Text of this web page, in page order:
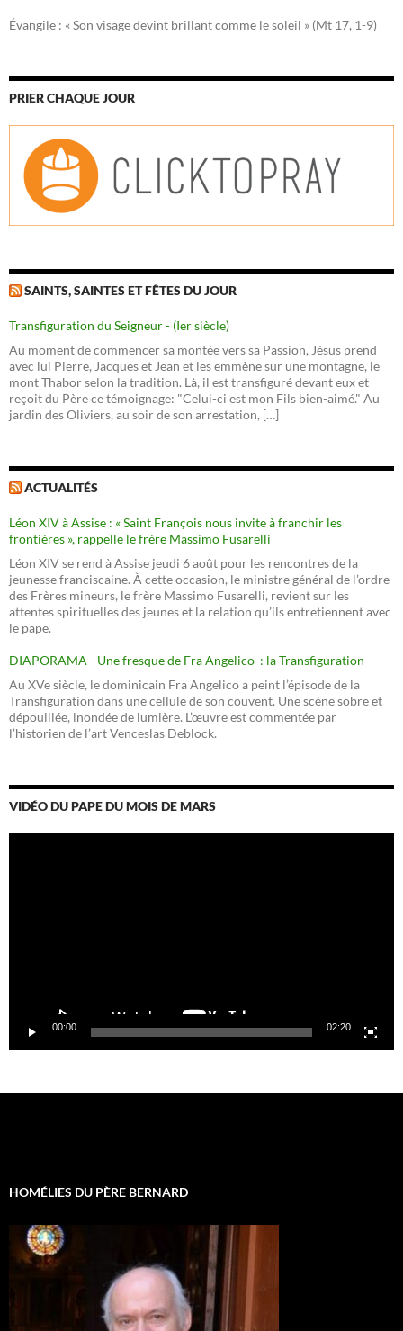
Évangile : « Son visage devint brillant comme le soleil » (Mt 17, 1-9)
PRIER CHAQUE JOUR
SAINTS, SAINTES ET FÊTES DU JOUR
Transfiguration du Seigneur - (Ier siècle)
Au moment de commencer sa montée vers sa Passion, Jésus prend
avec lui Pierre, Jacques et Jean et les emmène sur une montagne, le
mont Thabor selon la tradition. Là, il est transfiguré devant eux et
reçoit du Père ce témoignage: "Celui-ci est mon Fils bien-aimé." Au
jardin des Oliviers, au soir de son arrestation, […]
ACTUALITÉS
Léon XIV à Assise : « Saint François nous invite à franchir les
frontières », rappelle le frère Massimo Fusarelli
Léon XIV se rend à Assise jeudi 6 août pour les rencontres de la
jeunesse franciscaine. À cette occasion, le ministre général de l’ordre
des Frères mineurs, le frère Massimo Fusarelli, revient sur les
attentes spirituelles des jeunes et la relation qu’ils entretiennent avec
le pape.
DIAPORAMA - Une fresque de Fra Angelico : la Transfiguration
Au XVe siècle, le dominicain Fra Angelico a peint l’épisode de la
Transfiguration dans une cellule de son couvent. Une scène sobre et
dépouillée, inondée de lumière. L’œuvre est commentée par
l’historien de l’art Venceslas Deblock.
VIDÉO DU PAPE DU MOIS DE MARS
00:00 02:20
HOMÉLIES DU PÈRE BERNARD